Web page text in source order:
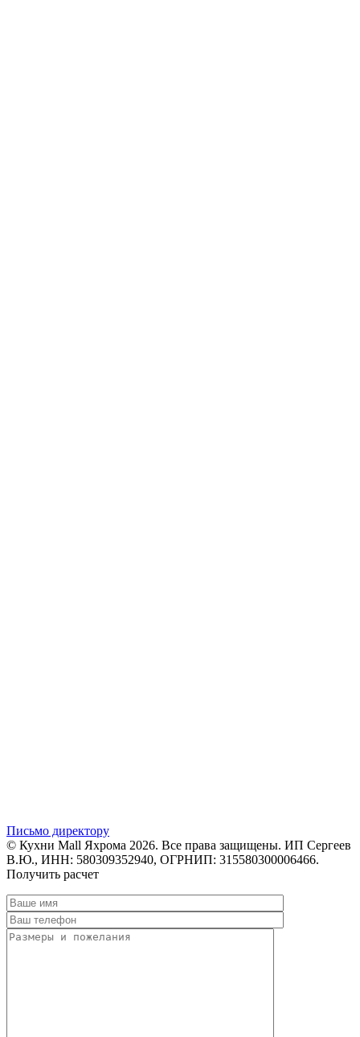
Письмо директору
© Кухни Mall Яхрома 2026. Все права защищены. ИП Сергеев
В.Ю., ИНН: 580309352940, ОГРНИП: 315580300006466.
Получить расчет